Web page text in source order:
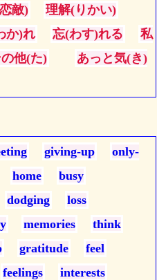
敵)
理解(りかい)
か)れ 忘(わす)れる
私
他(た)
あっと気(き)
giving-up
only-
home
busy
dodging
loss
memories
think
gratitude
feel
feelings
interests